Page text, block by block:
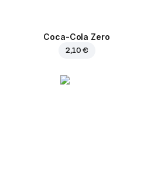
Coca-Cola Zero
2,10 €